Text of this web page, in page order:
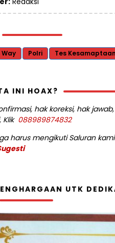
Way Polri Tes Kesamaptaan
INI HOAX?
hak koreksi, hak
Klik 088989874832
harus mengikuti Saluran
UTK